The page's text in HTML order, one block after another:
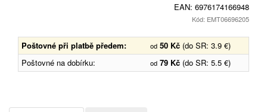
EAN: 6976174166948
Kód: EMT06696205
Poštovné při platbě předem: od 50 Kč (do SR: 3.9 €)
Poštovné na dobírku:
od 79 Kč (do SR: 5.5 €)